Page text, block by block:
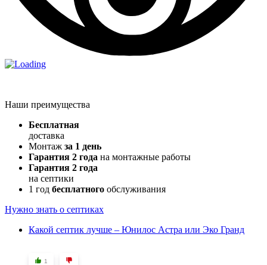
Наши преимущества
Бесплатная
доставка
Монтаж за 1 день
Гарантия 2 года на монтажные работы
Гарантия 2 года
на септики
1 год бесплатного обслуживания
Нужно знать о септиках
Какой септик лучше – Юнилос Астра или Эко Гранд
1